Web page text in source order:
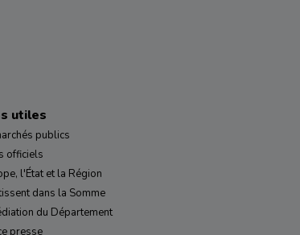
utiles
publics
officiels
l'État et la Région
dans la Somme
du Département
presse